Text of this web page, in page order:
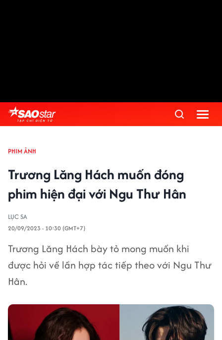
PHIM ẢNH
Trương Lăng Hách muốn đóng
phim hiện đại với Ngu Thư Hân
LỤC SA
20/09/2023 - 10:30 (GMT+7)
Trương Lăng Hách bày tỏ mong muốn khi
được hỏi về lần hợp tác tiếp theo với Ngu Thư
Hân.